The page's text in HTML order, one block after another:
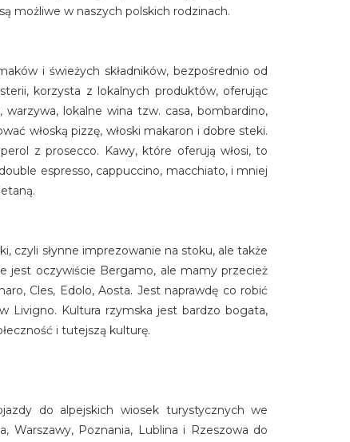
możliwe w naszych polskich rodzinach.
i świeżych składników, bezpośrednio od
korzysta z lokalnych produktów, oferując
lokalne wina tzw. casa, bombardino,
włoską pizzę, włoski makaron i dobre steki.
z prosecco. Kawy, które oferują włosi, to
espresso, cappuccino, macchiato, i mniej
czyli słynne imprezowanie na stoku, ale także
jest oczywiście Bergamo, ale mamy przecież
Cles, Edolo, Aosta. Jest naprawdę co robić
Livigno. Kultura rzymska jest bardzo bogata,
i tutejszą kulturę.
do alpejskich wiosek turystycznych we
Warszawy, Poznania, Lublina i Rzeszowa do